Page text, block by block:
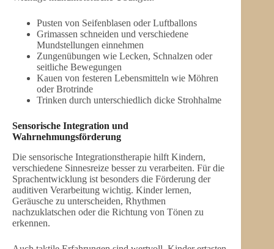
Pusten von Seifenblasen oder Luftballons
Grimassen schneiden und verschiedene
Mundstellungen einnehmen
Zungenübungen wie Lecken, Schnalzen oder
seitliche Bewegungen
Kauen von festeren Lebensmitteln wie Möhren
oder Brotrinde
Trinken durch unterschiedlich dicke Strohhalme
Sensorische Integration und
Wahrnehmungsförderung
Die sensorische Integrationstherapie hilft Kindern,
verschiedene Sinnesreize besser zu verarbeiten. Für die
Sprachentwicklung ist besonders die Förderung der
auditiven Verarbeitung wichtig. Kinder lernen,
Geräusche zu unterscheiden, Rhythmen
nachzuklatschen oder die Richtung von Tönen zu
erkennen.